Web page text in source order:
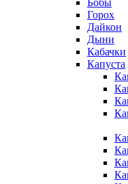
Бобы
Горох
Дайкон
Дыни
Кабачки
Капуста